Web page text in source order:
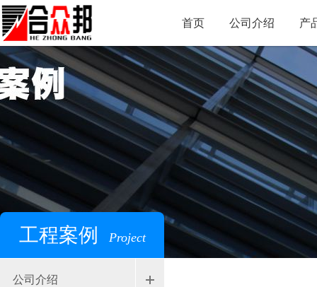
首页 公司介绍 产
工程案例 Project
公司介绍